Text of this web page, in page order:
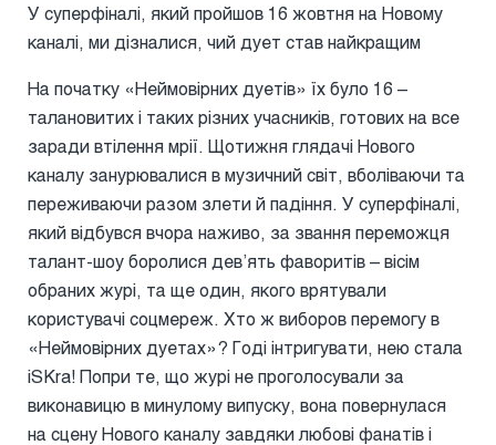
У суперфіналі, який пройшов 16 жовтня на Новому
каналі, ми дізналися, чий дует став найкращим
На початку «Неймовірних дуетів» їх було 16 –
талановитих і таких різних учасників, готових на все
заради втілення мрії. Щотижня глядачі Нового
каналу занурювалися в музичний світ, вболіваючи та
переживаючи разом злети й падіння. У суперфіналі,
який відбувся вчора наживо, за звання переможця
талант-шоу боролися девʼять фаворитів – вісім
обраних журі, та ще один, якого врятували
користувачі соцмереж. Хто ж виборов перемогу в
«Неймовірних дуетах»? Годі інтригувати, нею стала
iSKra! Попри те, що журі не проголосували за
виконавицю в минулому випуску, вона повернулася
на сцену Нового каналу завдяки любові фанатів і